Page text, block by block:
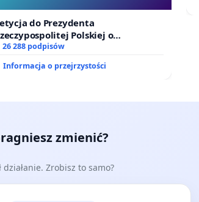
do Prezydenta
Polskiej o
zawetowanie ustawy „Lex Szarlatan”
26 288 podpisów
Informacja o przejrzystości
zmienić?
Zrobisz to samo?